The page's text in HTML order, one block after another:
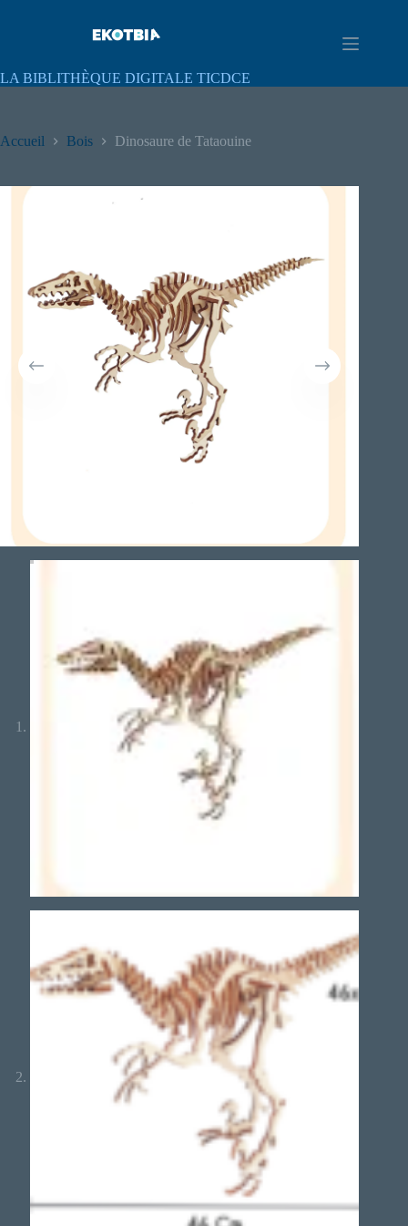
LA BIBLITHÈQUE DIGITALE TICDCE
Accueil Bois Dinosaure de Tataouine